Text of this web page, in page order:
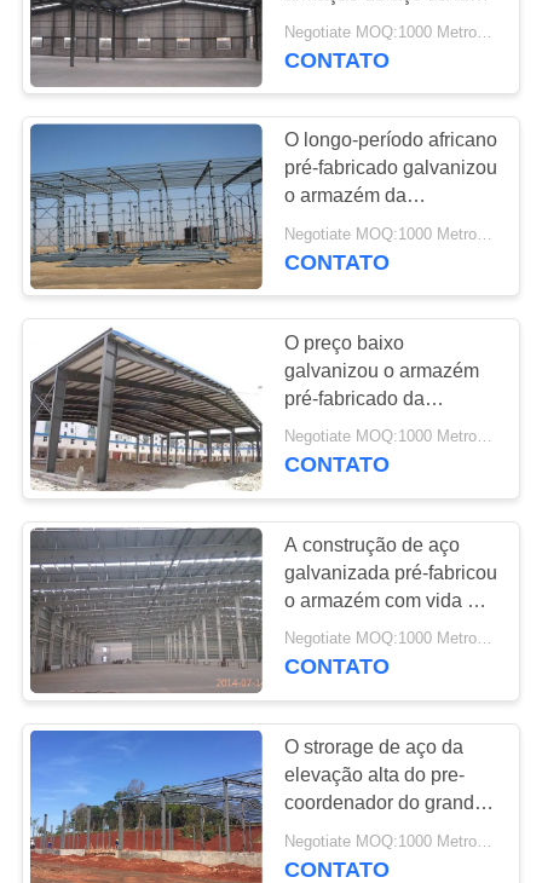
CONTACTE-
NOS
NOTÍCIAS
CASOS
MAPA
SITE
POLÍTICA
DE
PRIVACIDADE
de painel do sanduíche
CONTATO
O longo-período africano
pré-fabricado galvanizou
o armazém da
construção da
construção de aço
Negotiate MOQ:1000 Metros quadrados
CONTATO
O preço baixo
galvanizou o armazém
pré-fabricado da
construção de aço com
vida do uso do quadro
Negotiate MOQ:1000 Metros quadrados
CONTATO
A construção de aço
galvanizada pré-fabricou
o armazém com vida do
uso da armação de aço
50 anos
Negotiate MOQ:1000 Metros quadrados
CONTATO
O strorage de aço da
elevação alta do pre-
coordenador do grande
período derramou o
armazém do aço
CONTATO